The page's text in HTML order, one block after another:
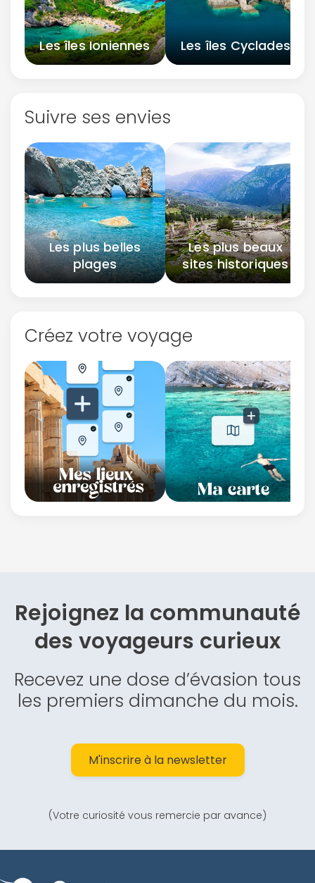
Les îles Ioniennes Les îles Cyclades
Suivre ses envies
Les plus belles
plages
Les plus beaux
sites historiques
Créez votre voyage
Rejoignez la communauté
desvoyageurs curieux
Recevez une dose d’évasion tous
les premiers dimanche du mois.
M'inscrire à la newsletter
(Votre curiosité vous remercie par avance)